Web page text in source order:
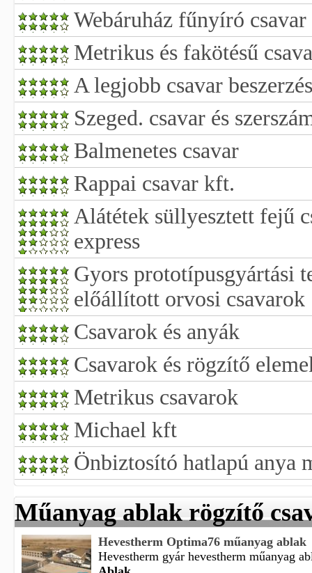
Webáruház fűnyíró csavar
Metrikus és fakötésű
A legjobb csavar
Szeged. csavar és
Balmenetes csavar
Rappai csavar kft.
Alátétek süllyesztett fejű
express
Gyors prototípusgyártási
előállított orvosi csavarok
Csavarok és anyák
Csavarok és rögzítő
Metrikus csavarok
Michael kft
Önbiztosító hatlapú anya
Műanyag ablak rögzítő
Hevestherm Optima76 műanyag ablak
Hevestherm gyár hevestherm műanyag